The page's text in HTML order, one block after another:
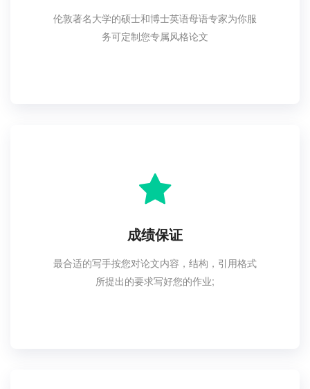
伦敦著名大学的硕士和博士英语母语专家为你服
务可定制您专属风格论文
成绩保证
最合适的写手按您对论文内容，结构，引用格式
所提出的要求写好您的作业;